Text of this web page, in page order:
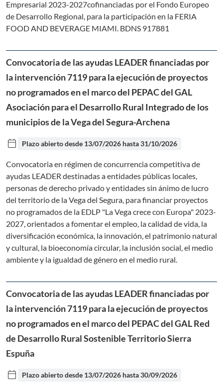
Empresarial 2023-2027cofinanciadas por el Fondo Europeo
de Desarrollo Regional, para la participación en la FERIA
FOOD AND BEVERAGE MIAMI. BDNS 917881
Convocatoria de las ayudas LEADER financiadas por
la intervención 7119 para la ejecución de proyectos
no programados en el marco del PEPAC del GAL
Asociación para el Desarrollo Rural Integrado de los
municipios de la Vega del Segura-Archena
calendar_today Plazo abierto desde 13/07/2026 hasta31/10/2026
Convocatoria en régimen de concurrencia competitiva de
ayudas LEADER destinadas a entidades públicas locales,
personas de derecho privado y entidades sin ánimo de lucro
del territorio de la Vega del Segura, para financiar proyectos
no programados de la EDLP "La Vega crece con Europa" 2023-
2027, orientados a fomentar el empleo, la calidad de vida, la
diversificación económica, la innovación, el patrimonio natural
y cultural, la bioeconomía circular, la inclusión social, el medio
ambiente y la igualdad de género en el medio rural.
Convocatoria de las ayudas LEADER financiadas por
la intervención 7119 para la ejecución de proyectos
no programados en el marco del PEPAC del GAL Red
de Desarrollo Rural Sostenible Territorio Sierra
Espuña
calendar_today Plazo abierto desde 13/07/2026 hasta30/09/2026